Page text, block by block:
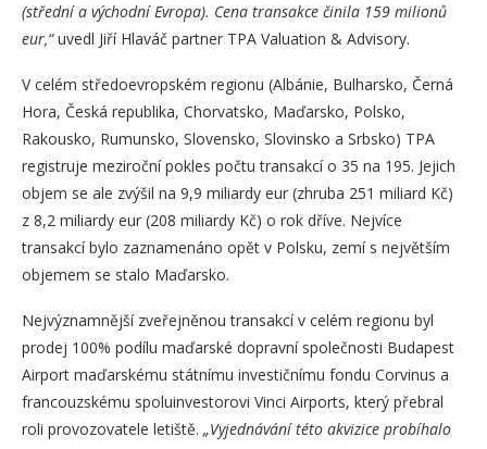
(střední a východní Evropa). Cena transakce činila 159 milionů
eur,“uvedl Jiří Hlaváč partner TPA Valuation & Advisory.
V celém středoevropském regionu (Albánie, Bulharsko, Černá
Hora, Česká republika, Chorvatsko, Maďarsko, Polsko,
Rakousko, Rumunsko, Slovensko, Slovinsko a Srbsko) TPA
registruje meziroční pokles počtu transakcí o 35 na 195. Jejich
objem se ale zvýšil na 9,9 miliardy eur (zhruba 251 miliard Kč)
z 8,2 miliardy eur (208 miliardy Kč) o rok dříve. Nejvíce
transakcí bylo zaznamenáno opět v Polsku, zemí s největším
objemem se stalo Maďarsko.
Nejvýznamnější zveřejněnou transakcí v celém regionu byl
prodej 100% podílu maďarské dopravní společnosti Budapest
Airport maďarskému státnímu investičnímu fondu Corvinus a
francouzskému spoluinvestorovi Vinci Airports, který přebral
roli provozovatele letiště. „Vyjednávání této akvizice probíhalo